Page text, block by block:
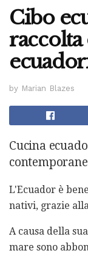
Cibo
by Marian Blazes
Cucina
L'Ecuador è
nativi, grazie
A causa della
mare sono